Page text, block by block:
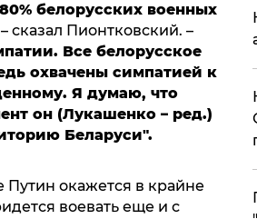
белорусских военных
– сказал Пионтковский. –
Все белорусское
охвачены симпатией к
Я думаю, что
он (Лукашенко – ред.)
Беларуси".
Путин окажется в крайне
воевать еще и с